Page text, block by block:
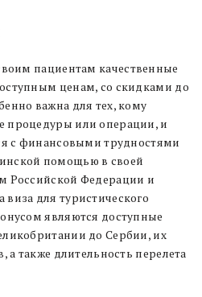
пациентам качественные
ценам, со скидками до
важна для тех, кому
процедуры или операции, и
с финансовыми трудностями
помощью в своей
Российской Федерации и
для туристического
являются доступные
до Сербии, их
а также длительность перелета